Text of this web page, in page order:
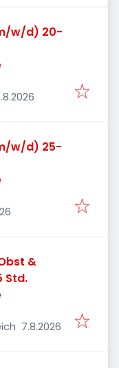
w/d) 20-
w/d) 25-
&
Std.
Veröffentlicht
7.8.2026